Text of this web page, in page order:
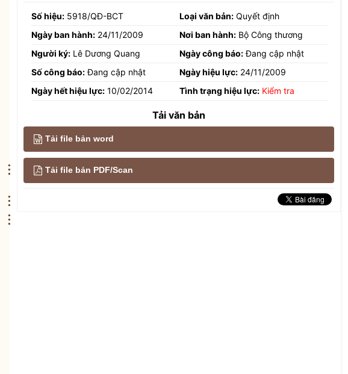
Số hiệu: 5918/QĐ-BCT Loại văn bản: Quyết định
Ngày ban hành: 24/11/2009 Nơi ban hành: Bộ Công thương
Người ký: Lê Dương Quang Ngày công báo:Đang cập nhật
Số công báo:Đang cập nhật Ngày hiệu lực: 24/11/2009
Ngày hết hiệu lực: 10/02/2014 Tình trạng hiệu lực: Kiểm tra
Tải văn bản
Tải file bản word
Tải file bản PDF/Scan
⋮
⋮
⋮